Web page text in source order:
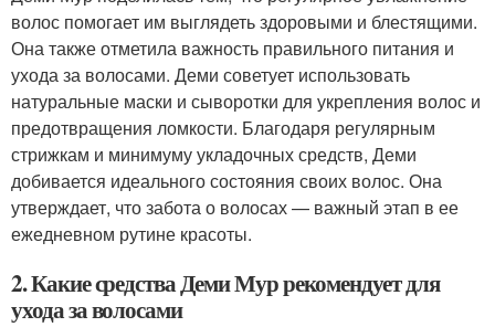
волос помогает им выглядеть здоровыми и блестящими.
Она также отметила важность правильного питания и
ухода за волосами. Деми советует использовать
натуральные маски и сыворотки для укрепления волос и
предотвращения ломкости. Благодаря регулярным
стрижкам и минимуму укладочных средств, Деми
добивается идеального состояния своих волос. Она
утверждает, что забота о волосах — важный этап в ее
ежедневном рутине красоты.
2. Какие средства Деми Мур рекомендует для
ухода за волосами